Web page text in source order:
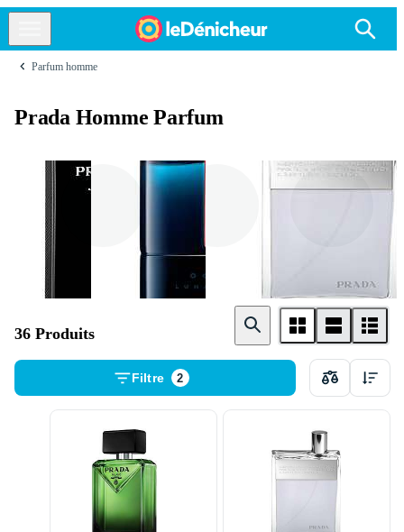
Parfum homme
Prada Homme Parfum
36 Produits
Filtre 2